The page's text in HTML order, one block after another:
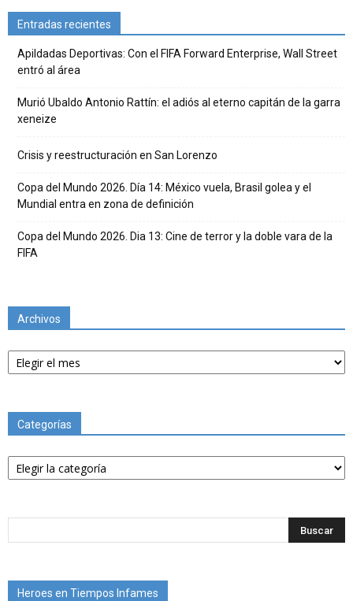
Entradas recientes
Apildadas Deportivas: Con el FIFA Forward Enterprise, Wall Street
entró al área
Murió Ubaldo Antonio Rattín: el adiós al eterno capitán de la garra
xeneize
Crisis y reestructuración en San Lorenzo
Copa del Mundo 2026. Día 14: México vuela, Brasil golea y el
Mundial entra en zona de definición
Copa del Mundo 2026. Dia 13: Cine de terror y la doble vara de la
FIFA
Archivos
Archivos
Categorías
Categorías
Heroes en Tiempos Infames